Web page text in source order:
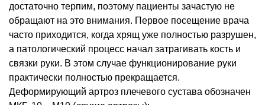
достаточно терпим, поэтому пациенты зачастую не
обращают на это внимания. Первое посещение врача
часто приходится, когда хрящ уже полностью разрушен,
а патологический процесс начал затрагивать кость и
связки руки. В этом случае функционирование руки
практически полностью прекращается.
Деформирующий артроз плечевого сустава обозначен